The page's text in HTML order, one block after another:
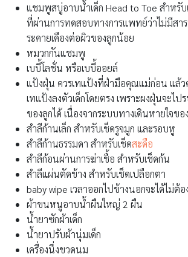
แชมพูสบู่อาบน้ำเด็ก Head to Toe สำหรับเ
ที่ผ่านการทดสอบทางการแพทย์ว่าไม่มีสาร
ระคายเคืองต่อผิวของลูกน้อย
หมวกกันแชมพู
เบบี้โลชั่น หรือเบบี้ออยล์
แป้งฝุ่น ควรเทแป้งที่ฝ่ามือคุณแม่ก่อน แล้ว
เทแป้งลงตัวเด็กโดยตรง เพราะผงฝุ่นจะไป
ของลูกได้ เนื่องจากระบบทางเดินหายใจข
สำลีก้านเล็ก สำหรับเช็ดรูจมูก และรอบหู
สำลีก้านธรรมดา สำหรับเช็ดสะดือ
สำลีก้อนผ่านการฆ่าเชื้อ สำหรับเช็ดก้น
สำลีแผ่นตัดข้าง สำหรับเช็ดเปลือกตา
baby wipe เวลาออกไปข้างนอกจะได้ไม่
ผ้าขนหนูอาบน้ำผืนใหญ่ 2 ผืน
น้ำยาซักผ้าเด็ก
น้ำยาปรับผ้านุ่มเด็ก
เครื่องนึ่งขวดนม